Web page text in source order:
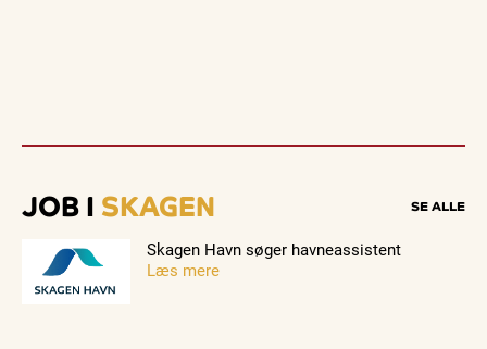
JOB I SKAGEN SE ALLE
Skagen Havn søger havneassistent
Læs mere